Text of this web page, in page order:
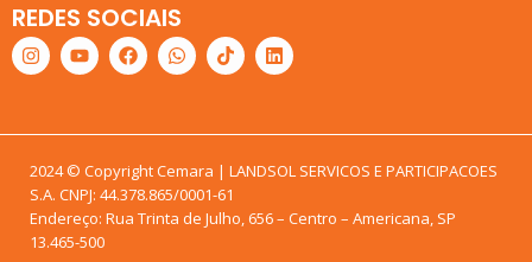
REDES SOCIAIS
2024 © Copyright Cemara | LANDSOL SERVICOS E PARTICIPACOES
S.A. CNPJ: 44.378.865/0001-61
Endereço: Rua Trinta de Julho, 656 – Centro – Americana, SP
13.465-500